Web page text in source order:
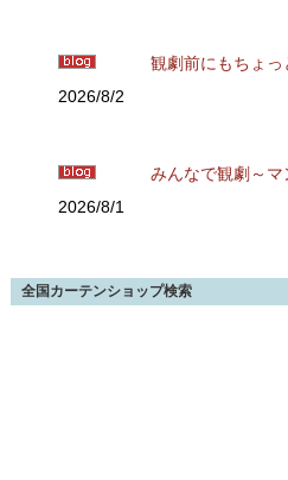
2026/8/2
観劇前にもちょっ
2026/8/1
みんなで観劇～マ
全国カーテンショップ検索